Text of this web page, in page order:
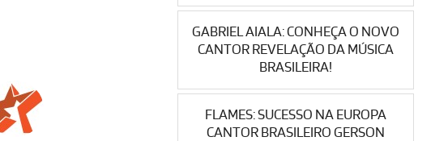
GABRIEL AIALA: CONHEÇA O NOVO
CANTOR REVELAÇÃO DA MÚSICA
BRASILEIRA!
FLAMES: SUCESSO NA EUROPA
CANTOR BRASILEIRO GERSON